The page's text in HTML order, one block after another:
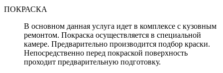
ПОКРАСКА
В основном данная услуга идет в комплексе с кузовным
ремонтом. Покраска осуществляется в специальной
камере. Предварительно производится подбор краски.
Непосредственно перед покраской поверхность
проходит предварительную подготовку.